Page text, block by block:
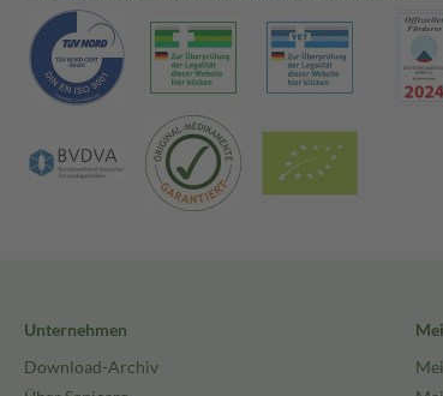
Unternehmen
Download-Archiv